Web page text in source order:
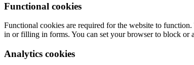
Functional cookies
Functional cookies are required for the website to
in or filling in forms. You can set your browser to block or
Analytics cookies